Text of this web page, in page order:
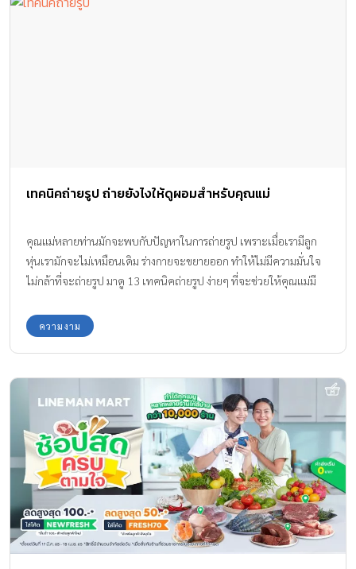
เทคนิคถ่ายรูป ถ่ายยังไงให้ดูผอมสำหรับคุณแม่
คุณแม่หลายท่านมักจะพบกับปัญหาในการถ่ายรูป เพราะเมื่อเรามีลูก
หุ่นเรามักจะไม่เหมือนเดิม ร่างกายจะขยายออก ทำให้ไม่มีความมั่นใจ
ไม่กล้าที่จะถ่ายรูป มาดู 13 เทคนิคถ่ายรูป ง่ายๆ ที่จะช่วยให้คุณแม่มี
ลงได้ค่ะความงาม